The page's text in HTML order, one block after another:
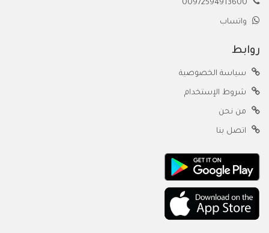
واتساب
روابط
سياسة الخصوصية
شروط الإستخدام
من نحن
اتصل بنا